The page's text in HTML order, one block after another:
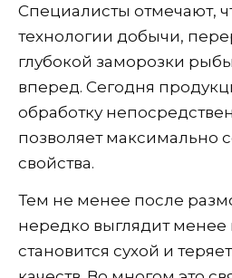
Специалисты отмечают,
технологии добычи,
глубокой заморозки
вперед. Сегодня
обработку
позволяет максимально
свойства.
Тем не менее после
нередко выглядит менее
становится сухой и